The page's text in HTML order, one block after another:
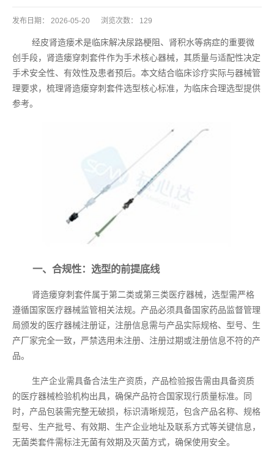
发布日期： 2026-05-20 浏览次数： 129
经皮肾造瘘术是临床解决尿路梗阻、肾积水等病症的重要微
创手段，肾造瘘穿刺套件作为手术核心器械，其质量与适配性决定
手术安全性、有效性及患者预后。本文结合临床诊疗实际与器械管
理要求，梳理肾造瘘穿刺套件选型核心标准，为临床合理选型提供
参考。
一、合规性：选型的前提底线
肾造瘘穿刺套件属于第二类或第三类医疗器械，选型需严格
遵循国家医疗器械监管相关法规。产品必须具备国家药品监督管理
局颁发的医疗器械注册证，注册信息需与产品实际规格、型号、生
产厂家完全一致，严禁选用未注册、注册过期或注册信息不符的产
品。
生产企业需具备合法生产资质，产品检验报告需由具备资质
的医疗器械检验机构出具，确保产品符合国家现行质量标准。同
时，产品包装需完整无破损，标识清晰规范，包含产品名称、规格
型号、生产批号、有效期、生产企业地址及联系方式等关键信息，
无菌类套件需标注无菌有效期及灭菌方式，确保使用安全。